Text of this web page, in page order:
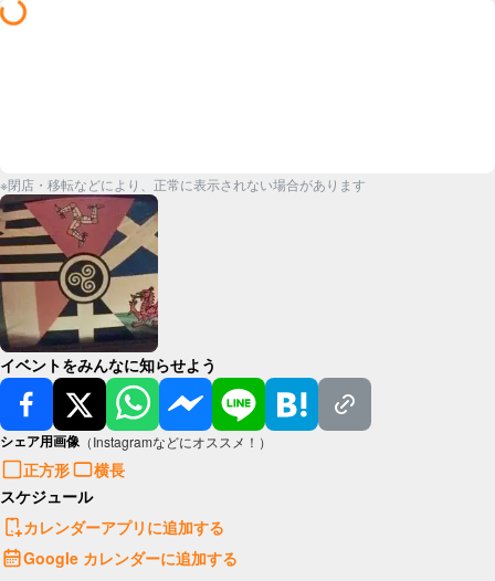
※閉店・移転などにより、正常に表示されない場合があります
イベントをみんなに知らせよう
シェア用画像 （Instagramなどにオススメ！）
正方形
横長
スケジュール
カレンダーアプリに追加する
Google カレンダーに追加する